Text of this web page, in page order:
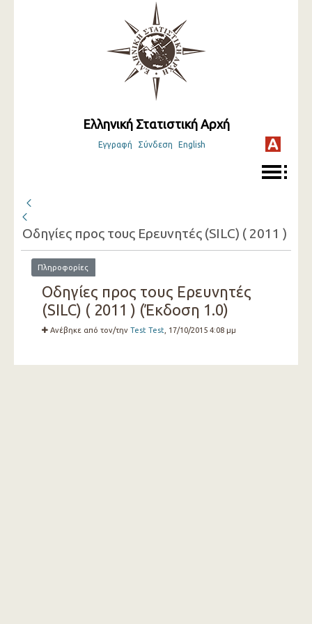
Ελληνική Στατιστική Αρχή
Εγγραφή Σύνδεση English
Οδηγίες προς τους Ερευνητές (SILC) ( 2011 )
Πληροφορίες
Οδηγίες προς τους Ερευνητές
(SILC) ( 2011 ) (Έκδοση 1.0)
Ανέβηκε από τον/την Test Test , 17/10/2015 4:08 μμ